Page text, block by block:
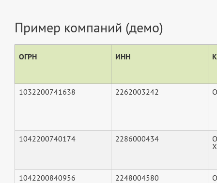
Пример компаний (демо)
ОГРН ИНН
1032200741638 2262003242
1042200740174 2286000434
1042200840956 2248004580